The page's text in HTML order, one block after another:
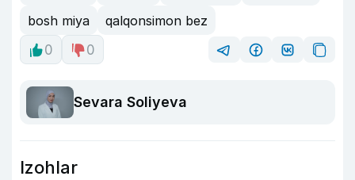
bosh miya
qalqonsimon bez
0
0
Sevara Soliyeva
Izohlar